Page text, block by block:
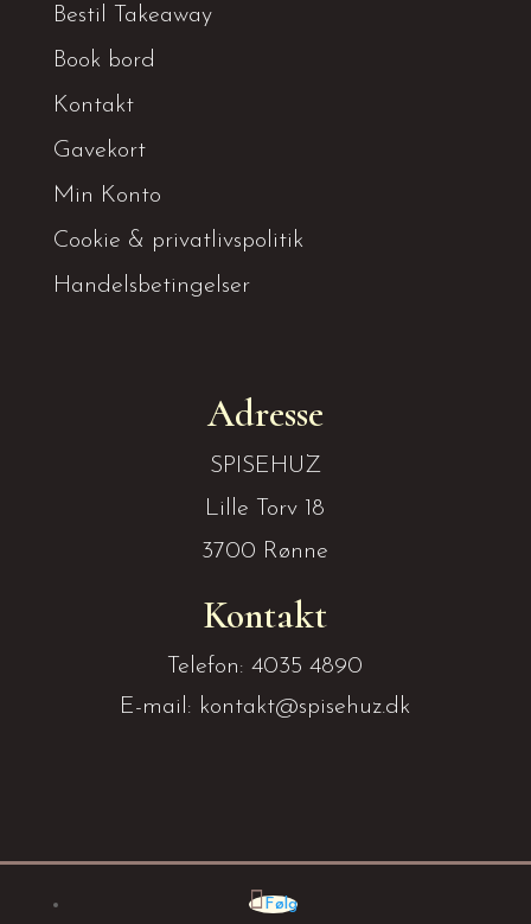
Bestil Takeaway
Book bord
Kontakt
Gavekort
Min Konto
Cookie & privatlivspolitik
Handelsbetingelser
Adresse
SPISEHUZ
Lille Torv 18
3700 Rønne
Kontakt
Telefon: 4035 4890
E-mail: kontakt@spisehuz.dk
Følg